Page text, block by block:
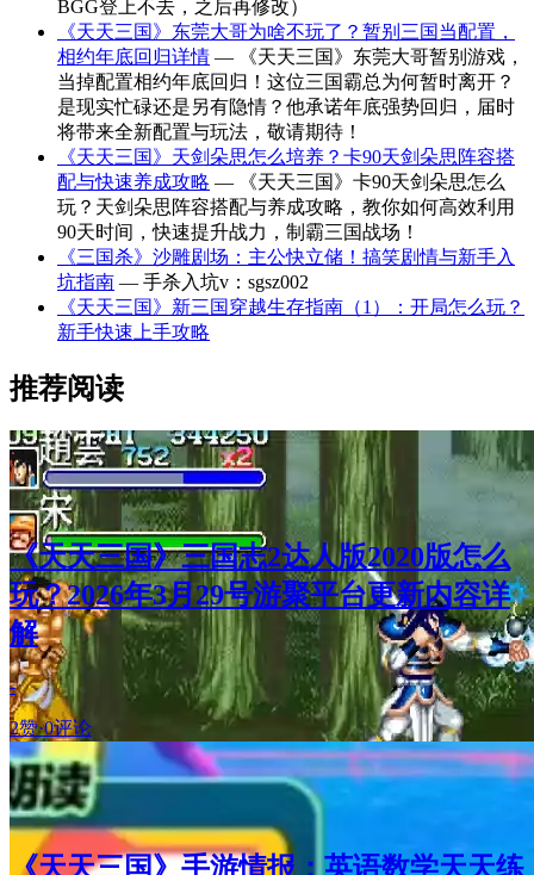
BGG登上不去，之后再修改）
《天天三国》东莞大哥为啥不玩了？暂别三国当配置，
相约年底回归详情 — 《天天三国》东莞大哥暂别游戏，
当掉配置相约年底回归！这位三国霸总为何暂时离开？
是现实忙碌还是另有隐情？他承诺年底强势回归，届时
将带来全新配置与玩法，敬请期待！
《天天三国》天剑朵思怎么培养？卡90天剑朵思阵容搭
配与快速养成攻略 — 《天天三国》卡90天剑朵思怎么
玩？天剑朵思阵容搭配与养成攻略，教你如何高效利用
90天时间，快速提升战力，制霸三国战场！
《三国杀》沙雕剧场：主公快立储！搞笑剧情与新手入
坑指南 — 手杀入坑v：sgsz002
《天天三国》新三国穿越生存指南（1）：开局怎么玩？
新手快速上手攻略
推荐阅读
《天天三国》三国志2达人版2020版怎么
玩？2026年3月29号游聚平台更新内容详
解
-
2赞·0评论
《天天三国》手游情报：英语数学天天练